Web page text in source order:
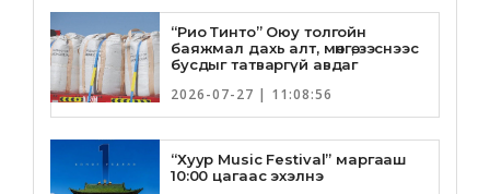
“Рио Тинто” Оюу толгойн
баяжмал дахь алт, мөнгө, зэснээс
бусдыг татваргүй авдаг
2026-07-27 | 11:08:56
“Хуур Music Festival” маргааш
10:00 цагаас эхэлнэ